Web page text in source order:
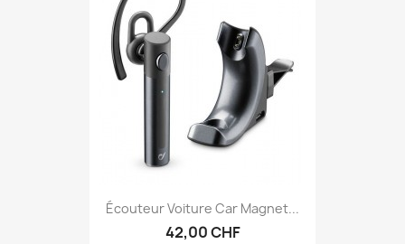
Écouteur Voiture Car Magnet...
42,00 CHF